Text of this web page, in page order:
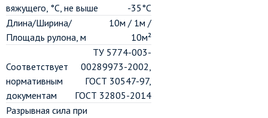
вяжущего, °C, не выше
-35°С
Длина/Ширина/
Площадь рулона, м
10м / 1м /
10м²
Соответствует
нормативным
документам
ТУ 5774-003-
00289973-2002,
ГОСТ 30547-97,
ГОСТ 32805-2014
Разрывная сила при